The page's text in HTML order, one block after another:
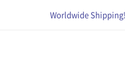
Worldwide Shipping!